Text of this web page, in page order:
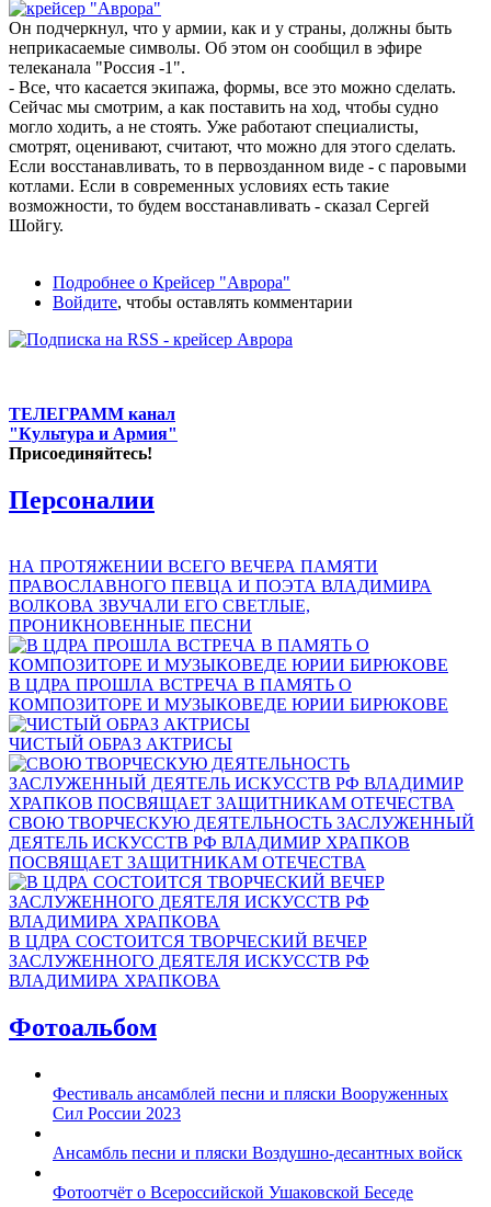
Он подчеркнул, что у армии, как и у страны, должны быть
неприкасаемые символы. Об этом он сообщил в эфире
телеканала "Россия -1".
- Все, что касается экипажа, формы, все это можно сделать.
Сейчас мы смотрим, а как поставить на ход, чтобы судно
могло ходить, а не стоять. Уже работают специалисты,
смотрят, оценивают, считают, что можно для этого сделать.
Если восстанавливать, то в первозданном виде - с паровыми
котлами. Если в современных условиях есть такие
возможности, то будем восстанавливать - сказал Сергей
Шойгу.
Подробнее о Крейсер "Аврора"
Войдите, чтобы оставлять комментарии
ТЕЛЕГРАММ канал
"Культура и Армия"
Присоединяйтесь!
Персоналии
НА ПРОТЯЖЕНИИ ВСЕГО ВЕЧЕРА ПАМЯТИ
ПРАВОСЛАВНОГО ПЕВЦА И ПОЭТА ВЛАДИМИРА
ВОЛКОВА ЗВУЧАЛИ ЕГО СВЕТЛЫЕ,
ПРОНИКНОВЕННЫЕ ПЕСНИ
В ЦДРА ПРОШЛА ВСТРЕЧА В ПАМЯТЬ О
КОМПОЗИТОРЕ И МУЗЫКОВЕДЕ ЮРИИ БИРЮКОВЕ
ЧИСТЫЙ ОБРАЗ АКТРИСЫ
СВОЮ ТВОРЧЕСКУЮ ДЕЯТЕЛЬНОСТЬ ЗАСЛУЖЕННЫЙ
ДЕЯТЕЛЬ ИСКУССТВ РФ ВЛАДИМИР ХРАПКОВ
ПОСВЯЩАЕТ ЗАЩИТНИКАМ ОТЕЧЕСТВА
В ЦДРА СОСТОИТСЯ ТВОРЧЕСКИЙ ВЕЧЕР
ЗАСЛУЖЕННОГО ДЕЯТЕЛЯ ИСКУССТВ РФ
ВЛАДИМИРА ХРАПКОВА
Фотоальбом
Фестиваль ансамблей песни и пляски Вооруженных
Сил России 2023
Ансамбль песни и пляски Воздушно-десантных войск
Фотоотчёт о Всероссийской Ушаковской Беседе